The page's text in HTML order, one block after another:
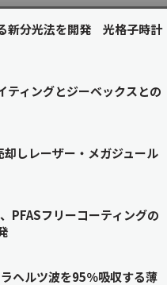
新分光法を開発 光格子時計
ティングとジーベックスとの
しレーザー・メガジュール
PFASフリーコーティングの
ヘルツ波を95％吸収する薄